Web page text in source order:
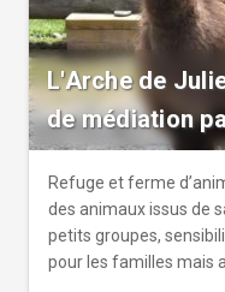
L'Arche de
de médiation
Refuge et ferme
des animaux issus de
petits groupes,
pour les familles mais